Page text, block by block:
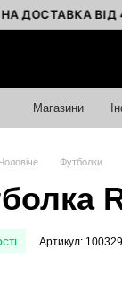
ВІД 4000
Магазини
Чоловіче Футболки
Артикул: